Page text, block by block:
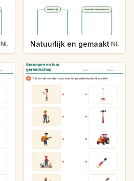
NL Natuurlijk en gemaakt NL